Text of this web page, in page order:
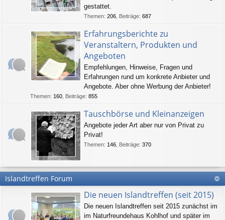
gestattet.
Themen: 206 Beiträge: 687
Erfahrungsberichte zu
Veranstaltern, Produkten und
Angeboten
Empfehlungen, Hinweise, Fragen und
Erfahrungen rund um konkrete Anbieter und
Angebote. Aber ohne Werbung der Anbieter!
Themen: 160 Beiträge: 855
Tauschbörse und Kleinanzeigen
Angebote jeder Art aber nur von Privat zu
Privat!
Themen: 146 Beiträge: 370
Islandtreffen Forum
Die neuen Islandtreffen (seit 2015)
Die neuen Islandtreffen seit 2015 zunächst im
im Naturfreundehaus Kohlhof und später im